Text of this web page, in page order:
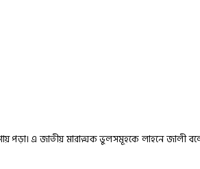
এ জাতীয় মারাত্মক ভুলসমূহকে লাহনে জালী